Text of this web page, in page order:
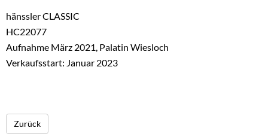
hänssler CLASSIC
HC22077
Aufnahme März 2021, Palatin Wiesloch
Verkaufsstart: Januar 2023
Zurück